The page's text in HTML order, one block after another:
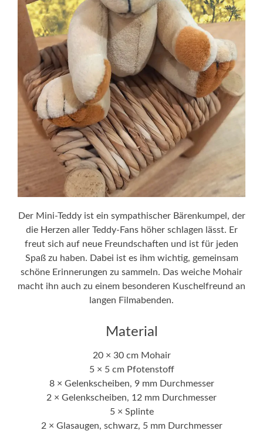
Der Mini-Teddy ist ein sympathischer Bärenkumpel, der
die Herzen aller Teddy-Fans höher schlagen lässt. Er
freut sich auf neue Freundschaften und ist für jeden
Spaß zu haben. Dabei ist es ihm wichtig, gemeinsam
schöne Erinnerungen zu sammeln. Das weiche Mohair
macht ihn auch zu einem besonderen Kuschelfreund an
langen Filmabenden.
Material
20 × 30 cm Mohair
5 × 5 cm Pfotenstoff
8 × Gelenkscheiben, 9 mm Durchmesser
2 × Gelenkscheiben, 12 mm Durchmesser
5 × Splinte
2 × Glasaugen, schwarz, 5 mm Durchmesser